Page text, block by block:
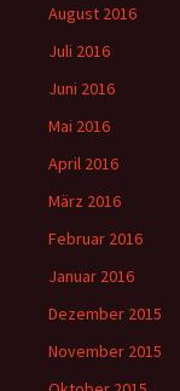
August 2016
Juli 2016
Juni 2016
Mai 2016
April 2016
März 2016
Februar 2016
Januar 2016
Dezember 2015
November 2015